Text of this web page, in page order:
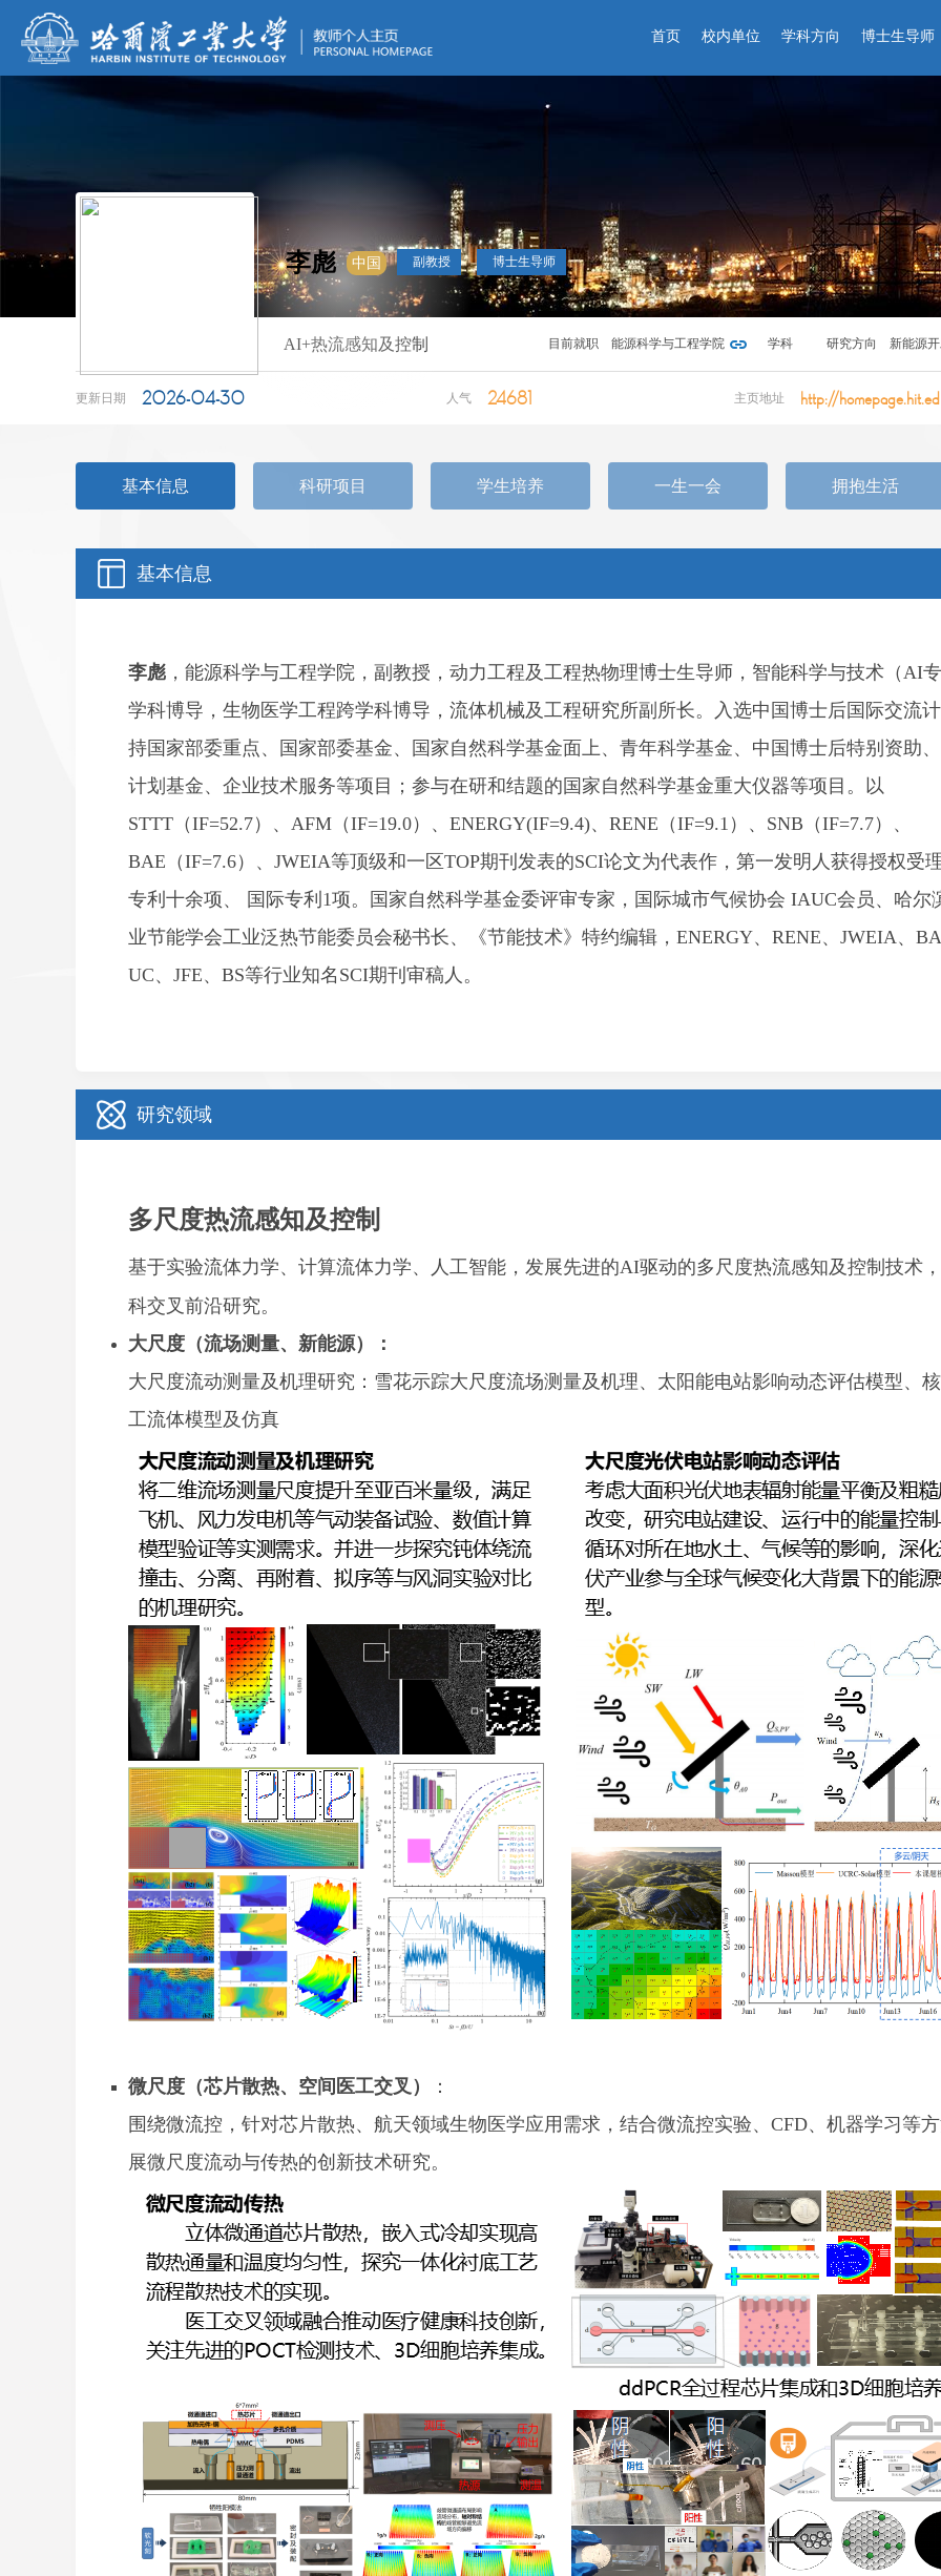
首页 校内单位 学科方向 博士生导师
李彪 中国 副教授 博士生导师
AI+热流感知及控制 目前就职 能源科学与工程学院 学科 研究方向 新能源
更新日期 2026-04-30 人气 24681 主页地址 http://
基本信息 科研项目 学生培养 一生一会 拥抱生活
基本信息
李彪 ，能源科学与工程学院，副教授，动力工程及工程热物理博士生导师，智能科学与技术（AI
学科博导，生物医学工程跨学科博导，流体机械及工程研究所副所长。入选中国博士后国际交流
持国家部委重点、国家部委基金、国家自然科学基金面上、青年科学基金、中国博士后特别资助
计划基金、企业技术服务等项目；参与在研和结题的国家自然科学基金重大仪器等项目。
以
STTT（IF=52.7）、AFM（IF=19.0）、ENERGY(IF=9.4)、RENE（IF=9.1）、SNB（IF=7.7）、
BAE（IF=7.6）、JWEIA等顶级和一区TOP期刊发表的SCI论文为代表作，第一发明人获得授权受
专利十余项、 国际专利1项。国家自然科学基金委评审专家，国际城市气候协会 IAUC会员、哈尔
业节能学会工业泛热节能委员会秘书长、《节能技术》特约编辑，ENERGY、RENE、JWEIA、
UC、JFE、BS等行业知名SCI期刊审稿人。
研究领域
多尺度热流感知及控制
基于实验流体力学、计算流体力学、人工智能，发展先进的AI驱动的多尺度热流感知及控制技术
科交叉前沿研究。
大尺度（流场测量、 新能源）：
大尺度流动测量及机理研究 ：雪花示踪大尺度流场测量及机理、 太阳能电站影响动态评估模型、
工流体模型及仿真
微尺度（芯片散热、空间医工交叉）
：
围绕微流控，针对芯片散热、航天领域生物医学应用需求，结合微流控实验、CFD、机器学习等
展微尺度流动与传热的创新技术研究。